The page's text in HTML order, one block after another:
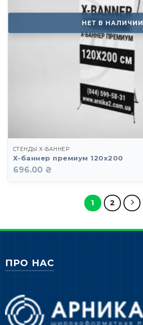
НЕТ В НАЛИЧИИ
СТЕНДЫ Х-БАННЕР
Х-баннер премиум 120х200
696.00 ₴
1 2
ПРО НАС